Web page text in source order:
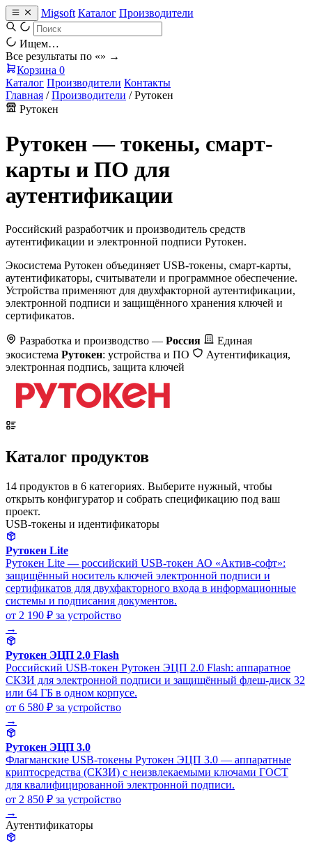
Migsoft Каталог Производители
Ищем…
Все результаты по «» →
Корзина 0
Каталог Производители Контакты
Главная / Производители / Рутокен
Рутокен
Рутокен — токены, смарт-
карты и ПО для
аутентификации
Российский разработчик и производитель средств
аутентификации и электронной подписи Рутокен.
Экосистема Рутокен объединяет USB-токены, смарт-карты,
аутентификаторы, считыватели и программное обеспечение.
Устройства применяют для двухфакторной аутентификации,
электронной подписи и защищённого хранения ключей и
сертификатов.
Разработка и производство — Россия
Единая
экосистема Рутокен: устройства и ПО
Аутентификация,
электронная подпись, защита ключей
Каталог продуктов
14 продуктов в 6 категориях. Выберите нужный, чтобы
открыть конфигуратор и собрать спецификацию под ваш
проект.
USB-токены и идентификаторы
Рутокен Lite
Рутокен Lite — российский USB-токен АО «Актив-софт»:
защищённый носитель ключей электронной подписи и
сертификатов для двухфакторного входа в информационные
системы и подписания документов.
от 2 190 ₽ за устройство
→
Рутокен ЭЦП 2.0 Flash
Российский USB-токен Рутокен ЭЦП 2.0 Flash: аппаратное
СКЗИ для электронной подписи и защищённый флеш-диск 32
или 64 ГБ в одном корпусе.
от 6 580 ₽ за устройство
→
Рутокен ЭЦП 3.0
Флагманские USB-токены Рутокен ЭЦП 3.0 — аппаратные
криптосредства (СКЗИ) с неизвлекаемыми ключами ГОСТ
для квалифицированной электронной подписи.
от 2 850 ₽ за устройство
→
Аутентификаторы